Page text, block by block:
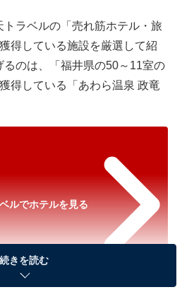
ラベルの「売れ筋ホテル・旅
得している施設を厳選して紹
のは、「福井県の50～11室の
得している「あわら温泉 政竜
ルでホテルを見る
続きを読む